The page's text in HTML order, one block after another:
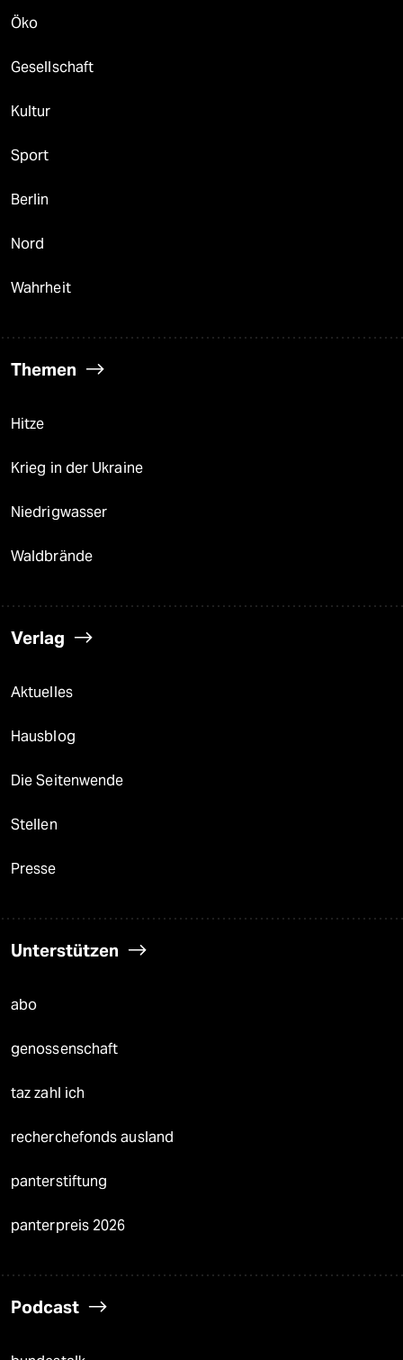
Öko
Gesellschaft
Kultur
Sport
Berlin
Nord
Wahrheit
Themen
Hitze
Krieg in der Ukraine
Niedrigwasser
Waldbrände
Verlag
Aktuelles
Hausblog
Die Seitenwende
Stellen
Presse
Unterstützen
abo
genossenschaft
taz zahl ich
recherchefonds ausland
panterstiftung
panterpreis 2026
Podcast